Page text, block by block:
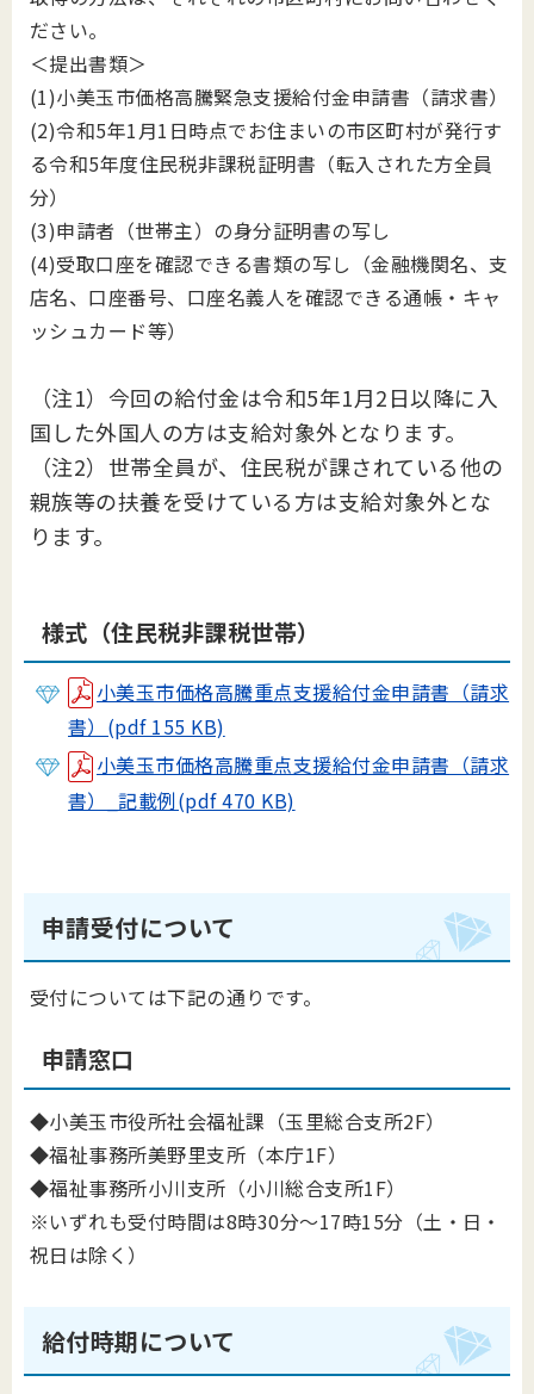
ださい。
＜提出書類＞
(1)小美玉市価格高騰緊急支援給付金申請書（請求書）
(2)令和5年1月1日時点でお住まいの市区町村が発行す
る令和5年度住民税非課税証明書（転入された方全員
分）
(3)申請者（世帯主）の身分証明書の写し
(4)受取口座を確認できる書類の写し（金融機関名、支
店名、口座番号、口座名義人を確認できる通帳・キャ
ッシュカード等）
（注1）今回の給付金は令和5年1月2日以降に入
国した外国人の方は支給対象外となります。
（注2）世帯全員が、住民税が課されている他の
親族等の扶養を受けている方は支給対象外とな
ります。
様式（住民税非課税世帯）
小美玉市価格高騰重点支援給付金申請書（請求
書）(pdf 155 KB)
小美玉市価格高騰重点支援給付金申請書（請求
書）_記載例(pdf 470 KB)
申請受付について
受付については下記の通りです。
申請窓口
◆小美玉市役所社会福祉課（玉里総合支所2F）
◆福祉事務所美野里支所（本庁1F）
◆福祉事務所小川支所（小川総合支所1F）
※いずれも受付時間は8時30分～17時15分（土・日・
祝日は除く）
給付時期について